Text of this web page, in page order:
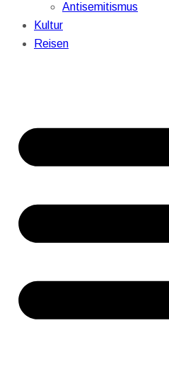
Antisemitismus
Kultur
Reisen